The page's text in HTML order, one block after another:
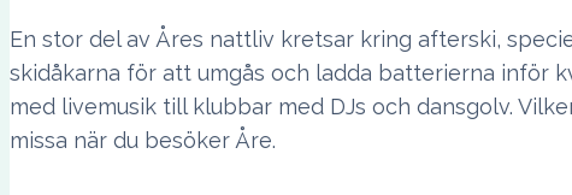
En stor del av Åres nattliv kretsar kring afterski,
skidåkarna för att umgås och ladda batterierna inför
med livemusik till klubbar med DJs och dansgolv.
missa när du besöker Åre.